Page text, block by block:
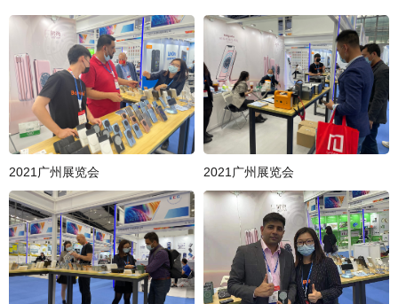
2021广州展览会 2021广州展览会